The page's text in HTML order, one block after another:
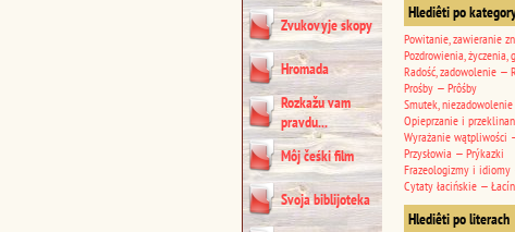
Zvukovyje skopy
Hromada
Rozkažu vam
pravdu...
Môj čeśki film
Svoja biblijoteka
Hlediêti po
Powitanie, zawieranie
Pozdrowienia,
Radość, zadowolenie —
Prośby — Prôśby
Smutek,
Opieprzanie i
Wyrażanie wątpliwości
Przysłowia — Prýkazki
Frazeologizmy i
Cytaty łacińskie —
Hlediêti po literach